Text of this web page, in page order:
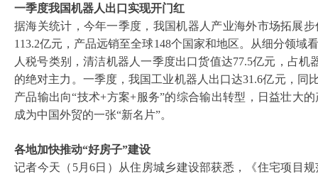
一季度我国机器人出口实现开门红
据海关统计，今年一季度，我国机器人产业海外市场拓展
113.2亿元，产品远销至全球148个国家和地区。从细分领域
人税号类别，清洁机器人一季度出口货值达77.5亿元，占
的绝对主力。一季度，我国工业机器人出口达31.6亿元，同
产品输出向“技术+方案+服务”的综合输出转型，日益壮大
成为中国外贸的一张“新名片”。
各地加快推动“好房子”建设
记者今天（ 5月6日）从住房城乡建设部获悉，《住宅项目